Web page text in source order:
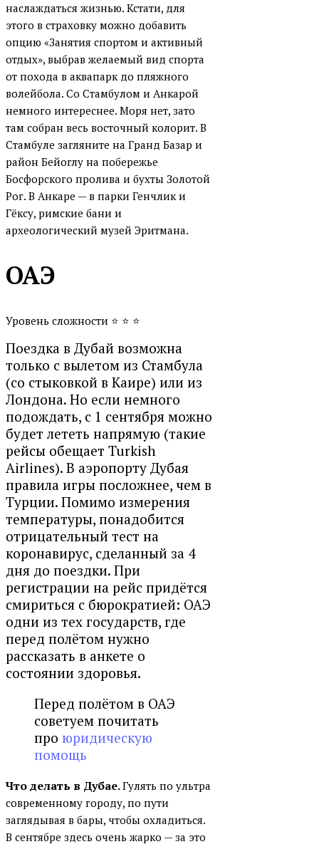
наслаждаться жизнью. Кстати, для
этого в страховку можно добавить
опцию «Занятия спортом и активный
отдых», выбрав желаемый вид спорта
от похода в аквапарк до пляжного
волейбола. Со Стамбулом и Анкарой
немного интереснее. Моря нет, зато
там собран весь восточный колорит. В
Стамбуле загляните на Гранд Базар и
район Бейоглу на побережье
Босфорского пролива и бухты Золотой
Рог. В Анкаре — в парки Генчлик и
Гёксу, римские бани и
археологический музей Эритмана.
ОАЭ
Уровень сложности ⭐ ⭐ ⭐
Поездка в Дубай возможна
только с вылетом из Стамбула
(со стыковкой в Каире) или из
Лондона. Но если немного
подождать, с 1 сентября можно
будет лететь напрямую (такие
рейсы обещает Turkish
Airlines). В аэропорту Дубая
правила игры посложнее, чем в
Турции. Помимо измерения
температуры, понадобится
отрицательный тест на
коронавирус, сделанный за 4
дня до поездки. При
регистрации на рейс придётся
смириться с бюрократией: ОАЭ
одни из тех государств, где
перед полётом нужно
рассказать в анкете о
состоянии здоровья.
Перед полётом в ОАЭ
советуем почитать
про юридическую
помощь
Что делать в Дубае.Гулять по ультра
современному городу, по пути
заглядывая в бары, чтобы охладиться.
В сентябре здесь очень жарко — за это